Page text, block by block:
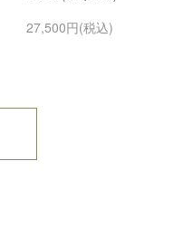
27,500円(税込)